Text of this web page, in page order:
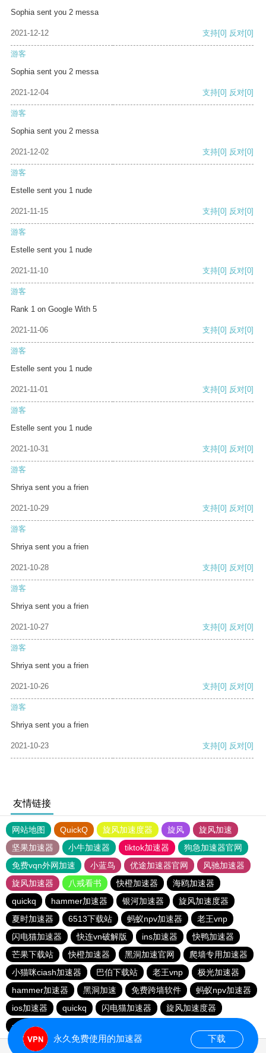
Sophia sent you 2 messa
2021-12-12 支持[0] 反对[0]
游客
Sophia sent you 2 messa
2021-12-04 支持[0] 反对[0]
游客
Sophia sent you 2 messa
2021-12-02 支持[0] 反对[0]
游客
Estelle sent you 1 nude
2021-11-15 支持[0] 反对[0]
游客
Estelle sent you 1 nude
2021-11-10 支持[0] 反对[0]
游客
Rank 1 on Google With 5
2021-11-06 支持[0] 反对[0]
游客
Estelle sent you 1 nude
2021-11-01 支持[0] 反对[0]
游客
Estelle sent you 1 nude
2021-10-31 支持[0] 反对[0]
游客
Shriya sent you a frien
2021-10-29 支持[0] 反对[0]
游客
Shriya sent you a frien
2021-10-28 支持[0] 反对[0]
游客
Shriya sent you a frien
2021-10-27 支持[0] 反对[0]
游客
Shriya sent you a frien
2021-10-26 支持[0] 反对[0]
游客
Shriya sent you a frien
2021-10-23 支持[0] 反对[0]
友情链接
网站地图 QuickQ 旋风加速度器 旋风
旋风加速
坚果加速器
小牛加速器 tiktok加速器
狗急加速器官网
免费vqn外网加速
小蓝鸟 优途加速器官网
风驰加速器
旋风加速器
八戒看书 快橙加速器
海鸥加速器
quickq
hammer加速器 银河加速器
旋风加速度器
夏时加速器
6513下载站 蚂蚁npv加速器
老王vnp
闪电猫加速器
快连vn破解版 ins加速器
快鸭加速器
芒果下载站
快橙加速器 黑洞加速官网
爬墙专用加速器
小猫咪ciash加速器
巴伯下载站 老王vnp
极光加速器
hammer加速器
黑洞加速 免费跨墙软件
蚂蚁npv加速器
ios加速器
quickq 闪电猫加速器
旋风加速度器
一元机场
永久免费使用的加速器 下载